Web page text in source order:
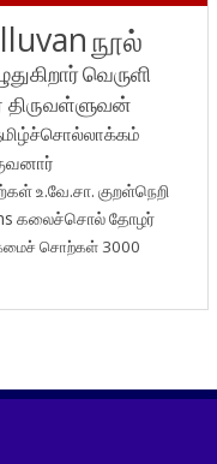
நூல்
வெருளி
உ.வே.சா. குறள்நெறி
கலைச்சொல்தோழர்
சொற்கள் 3000